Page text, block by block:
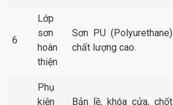
6
Lớp
sơn
hoàn
thiện
Sơn PU (Polyurethane)
chất lượng cao.
Phụ
kiện
Bản lề, khóa cửa, chốt